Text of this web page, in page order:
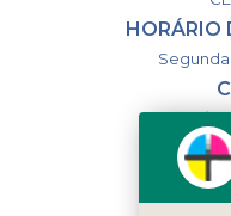
HORÁRIO
Segunda